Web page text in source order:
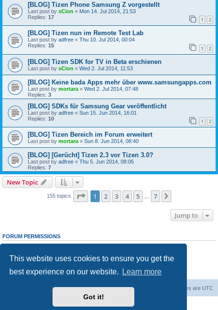
This website uses cookies to ensure you get the
best experience on our website.
Learn more
Got it!
[BLOG] Tizen Phone Samsung Z vorgestellt
Last post by sCion « Mon 14. Jul 2014, 21:53
Replies: 17 1 2
[BLOG] Tizen nun im Remote Test Lab
Last post by adfree « Thu 10. Jul 2014, 00:04
Replies: 15 1 2
[BLOG] Tizen SDK for TV in Beta erschienen
Last post by sCion « Wed 2. Jul 2014, 11:53
[BLOG] Keine bada Apps mehr über www.samsungapps.com
Last post by mortara « Wed 2. Jul 2014, 07:48
Replies: 3
[BLOG] SDKs für Samsung Gear veröffentlicht
Last post by adfree « Sun 15. Jun 2014, 16:01
Replies: 10 1 2
[BLOG] Tizen Bereich im Forum erweitert
Last post by mortara« Sun 8. Jun 2014, 08:40
[BLOG] [Gerücht] Tizen 2.3 vor Tizen 3.0?
Last post by adfree « Thu 5. Jun 2014, 08:05
Replies: 7
New Topic
155 topics Page 1of 7
1 2 3 4 5 … 7
Jump to
FORUM PERMISSIONS
cannotedit your posts in this forum
Youcannotpost attachments in this forum
Board index All times are UTC
Delete cookies
Contact us
Powered by ® Forum Software © phpBB Limited